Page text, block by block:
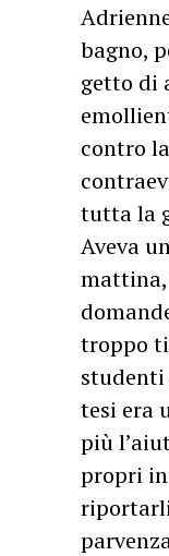
bagno,
getto di
contro
tutta la
Aveva
mattina,
troppo
studenti
tesi era
più
propri